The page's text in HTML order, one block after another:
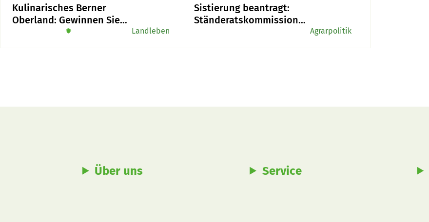
ab.
Kulinarisches Berner
Oberland: Gewinnen Sie
das Buch «Alpe-Chuchi»
✹ Landleben
Sistierung beantragt:
Ständeratskommission
Agrarpolitik
Über uns Service